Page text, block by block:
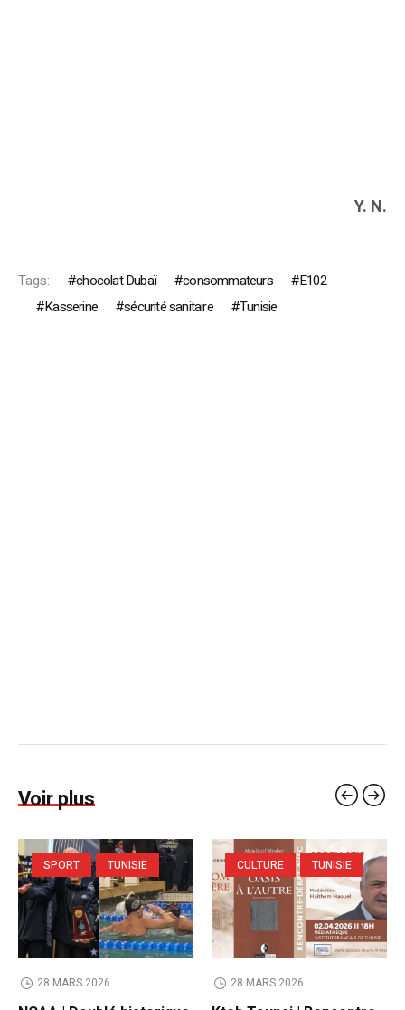
Y. N.
Tags: chocolat Dubaï consommateurs
E102
Kasserine
sécurité sanitaire Tunisie
Voir plus
SPORT TUNISIE
28 MARS 2026
CULTURE TUNISIE
28 MARS 2026